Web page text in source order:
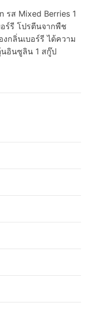
รส Mixed Berries 1
ร์รี โปรตีนจากพืช
กลิ่นเบอร์รี ได้ความ
อินซูลิน 1 สกู๊ป